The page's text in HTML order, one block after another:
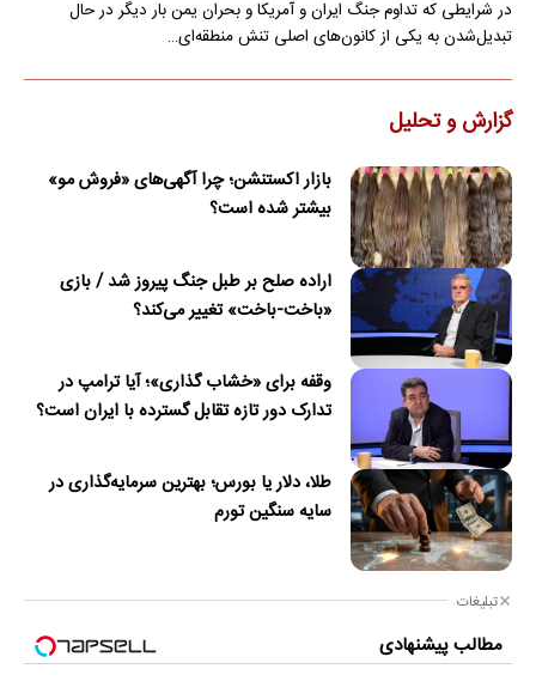
در شرایطی که تداوم جنگ ایران و آمریکا و بحران یمن بار دیگر در حال
تبدیل‌شدن به یکی از کانون‌های اصلی تنش منطقه‌ای…
گزارش و تحلیل
بازار اکستنشن؛ چرا آگهی‌های «فروش مو»
بیشتر شده است؟
اراده صلح بر طبل جنگ پیروز شد / بازی
«باخت-باخت» تغییر می‌کند؟
وقفه برای «خشاب گذاری»؛ آیا ترامپ در
تدارک دور تازه تقابل گسترده با ایران است؟
طلا، دلار یا بورس؛ بهترین سرمایه‌گذاری در
سایه سنگین تورم
تبلیغات
مطالب پیشنهادی